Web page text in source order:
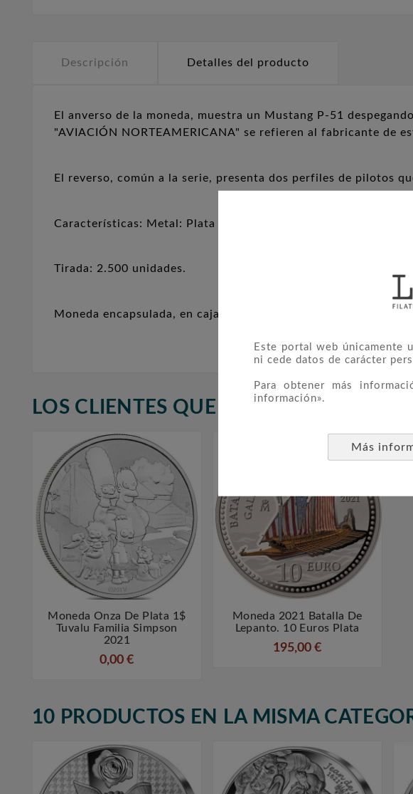
Este portal web únicamente
ni cede datos de carácter
Para obtener más
información».
Más
Descripción Detalles del producto
El anverso de la moneda, muestra un Mustang P-51
"AVIACIÓN NORTEAMERICANA" se refieren al fabricante de
El reverso, común a la serie, presenta dos perfiles de pilotos
Características: Metal: Plata 999/1000. Peso: 22,20 g.
Tirada: 2.500 unidades.
Moneda encapsulada, en caja original, con cartón exterior y
LOS CLIENTES QUE ADQUIRIERON
 
Moneda Onza De Plata 1$
Tuvalu Familia Simpson
2021
0,00 €
 
Moneda 2021 Batalla De
Lepanto. 10 Euros Plata
195,00 €
10 PRODUCTOS EN LA MISMA